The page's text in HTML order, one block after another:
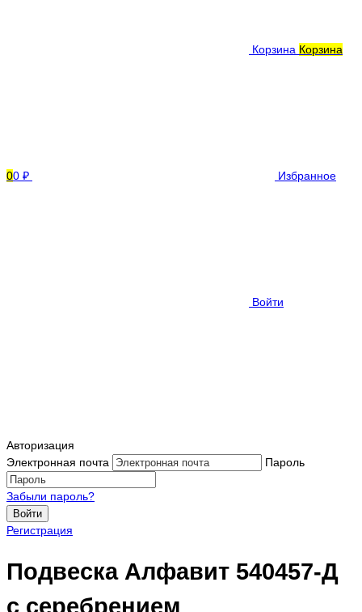
Корзина Корзина
00 ₽ Избранное
Войти
Авторизация
Электронная почта
Пароль
Забыли пароль?
Войти
Регистрация
Подвеска Алфавит 540457-Д
с серебрением